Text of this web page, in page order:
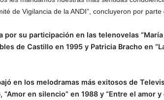
de Vigilancia de la ANDI”, concluyeron por parte
por su participación en las telenovelas
de Castillo en 1995 y Patricia Bracho en
en los melodramas más exitosos de
“Amor en silencio” en 1988 y “Entre el amor